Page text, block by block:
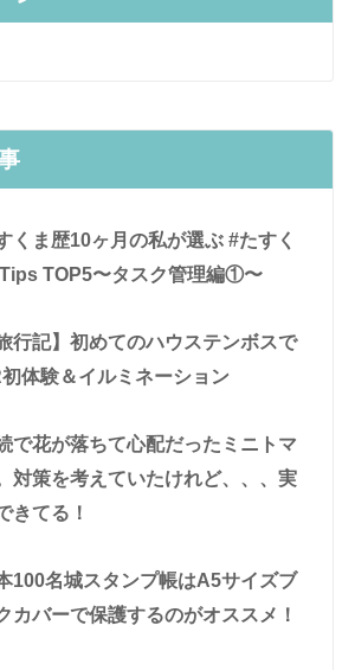
くま歴10ヶ月の私が選ぶ #たすく
Tips TOP5〜タスク管理編①〜
旅行記】初めてのハウステンボスで
体験＆イルミネーション
で花が落ちて心配だったミニトマ
対策を考えていたけれど、、、実
きてる！
100名城スタンプ帳はA5サイズブ
カバーで保護するのがオススメ！